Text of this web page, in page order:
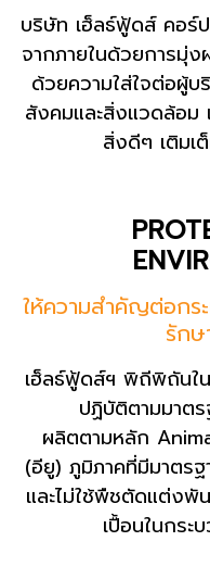
บริษัท เฮ็ลธ์ฟู้ดส์ คอ
จากภายในด้วยการมุ่
ด้วยความใส่ใจต่อผู้บ
สังคมและสิ่งแวดล้อม
สิ่งดีๆ เติมเ
ให้ความสำคัญต่อกร
รัก
เฮ็ลธ์ฟู้ดส์ฯ พิถีพิถันใ
ปฏิบัติตามมาต
ผลิตตามหลัก
(อียู) ภูมิภาคที่มีมาตร
และไม่ใช้พืชตัดแต่งพั
เปื้อนในกร